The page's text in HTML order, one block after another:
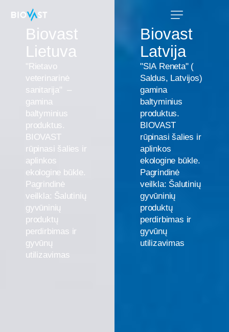
Biovast
Lietuva
"Rietavo
veterinarinė
sanitarija" –
gamina
baltyminius
produktus.
BIOVAST
rūpinasi šalies ir
aplinkos
ekologine būkle.
Pagrindinė
veilkla: Šalutinių
gyvūninių
produktų
perdirbimas ir
gyvūnų
utilizavimas
Biovast
Latvija
"SIA Reneta" (
Saldus, Latvijos)
gamina
baltyminius
produktus.
BIOVAST
rūpinasi šalies ir
aplinkos
ekologine būkle.
Pagrindinė
veilkla: Šalutinių
gyvūninių
produktų
perdirbimas ir
gyvūnų
utilizavimas